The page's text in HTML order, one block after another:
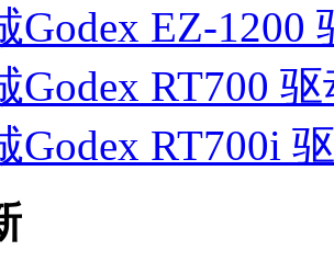
Godex EZ-1200
Godex RT700
Godex RT700i